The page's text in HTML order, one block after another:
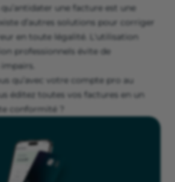
une facture est une
d’autres solutions pour corriger
en toute légalité. L'utilisation
professionnels évite de
qu’avec votre compte pro au
éditez toutes vos factures en un
conformité ?